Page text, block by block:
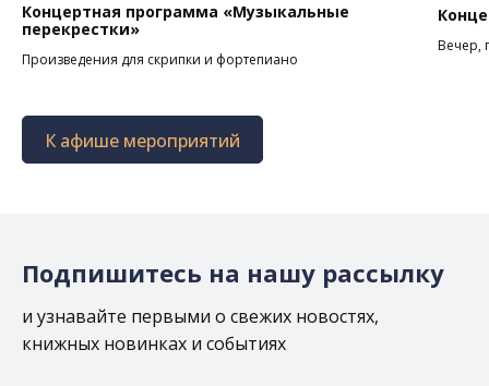
Концертная программа «Музыкальные
перекрестки»
Произведения для скрипки и фортепиано
Вечер,
К афише мероприятий
Подпишитесь на нашу рассылку
и узнавайте первыми о свежих новостях,
книжных новинках и событиях